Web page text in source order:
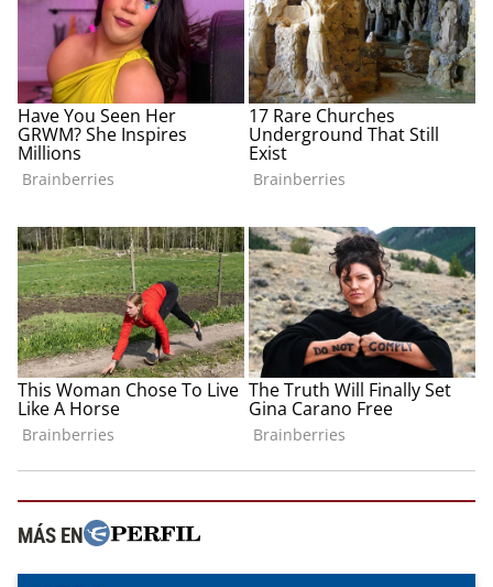
MÁS EN